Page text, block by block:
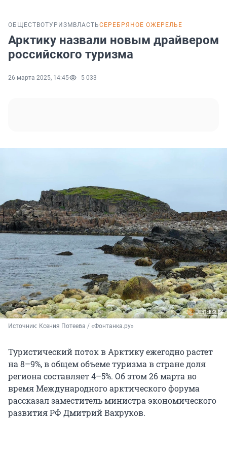
ОБЩЕСТВОТУРИЗМ ВЛАСТЬСЕРЕБРЯНОЕ ОЖЕРЕЛЬЕ
Арктику назвали новым драйвером
российского туризма
26 марта 2025, 14:45 5 033
Источник: Ксения Потеева / «Фонтанка.ру»
Туристический поток в Арктику ежегодно растет
на 8–9%, в общем объеме туризма в стране доля
региона составляет 4–5%. Об этом 26 марта во
время Международного арктического форума
рассказал заместитель министра экономического
развития РФ Дмитрий Вахруков.